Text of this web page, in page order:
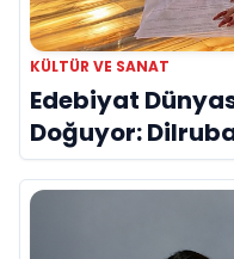
KÜLTÜR VE SANAT
Edebiyat
Doğuyor:
Evreni ‘AVENOİR’